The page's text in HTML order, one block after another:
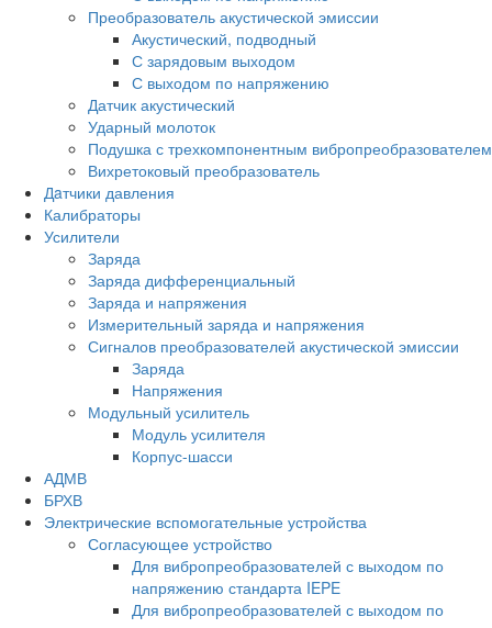
Преобразователь акустической эмиссии
Акустический, подводный
С зарядовым выходом
С выходом по напряжению
Датчик акустический
Ударный молоток
Подушка с трехкомпонентным вибропреобразователем
Вихретоковый преобразователь
Дaтчики давления
Калибраторы
Усилители
Заряда
Заряда дифференциальный
Заряда и напряжения
Измерительный заряда и напряжения
Сигналов преобразователей акустической эмиссии
Заряда
Напряжения
Модульный усилитель
Модуль усилителя
Корпус-шасси
АДМВ
БРХВ
Электрические вспомогательные устройства
Согласующее устройство
Для вибропреобразователей с выходом по
напряжению стандарта IEPE
Для вибропреобразователей с выходом по